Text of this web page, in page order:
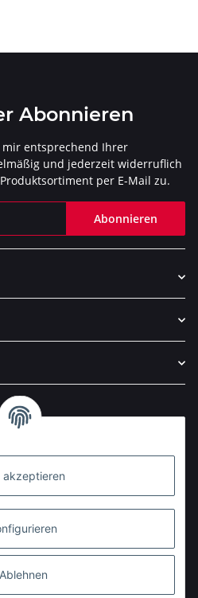
akzeptieren
Ablehnen
Abonnieren
mir entsprechend Ihrer
und jederzeit widerruflich
per E-Mail zu.
Abonnieren